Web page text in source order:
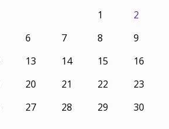
1
2
6 7 8
9
13 14 15
16
20 21 22
23
27 28 29
30